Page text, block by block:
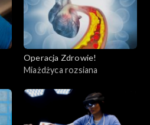
Operacja Zdrowie!
Miażdżyca rozsiana